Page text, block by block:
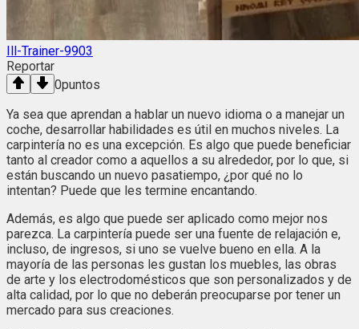
Ill-Trainer-9903
Reportar
0puntos
Ya sea que aprendan a hablar un nuevo idioma o a manejar un
coche, desarrollar habilidades es útil en muchos niveles. La
carpintería no es una excepción. Es algo que puede beneficiar
tanto al creador como a aquellos a su alrededor, por lo que, si
están buscando un nuevo pasatiempo, ¿por qué no lo
intentan? Puede que les termine encantando.
Además, es algo que puede ser aplicado como mejor nos
parezca. La carpintería puede ser una fuente de relajación e,
incluso, de ingresos, si uno se vuelve bueno en ella. A la
mayoría de las personas les gustan los muebles, las obras
de arte y los electrodomésticos que son personalizados y de
alta calidad, por lo que no deberán preocuparse por tener un
mercado para sus creaciones.